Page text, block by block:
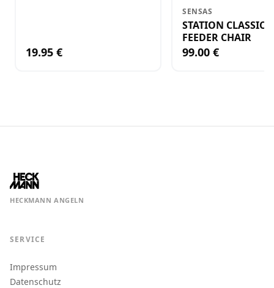
19.95 €
SENSAS
STATION CLASSIC
FEEDER CHAIR
99.00 €
HECKMANN ANGELN
SERVICE
Impressum
Datenschutz